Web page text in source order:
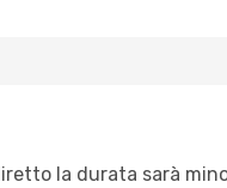
la durata sarà